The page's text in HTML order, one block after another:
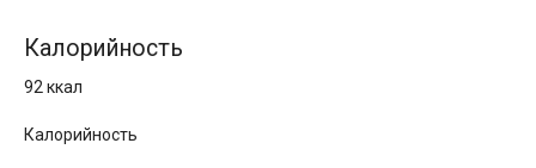
Калорийность
92 ккал
Калорийность